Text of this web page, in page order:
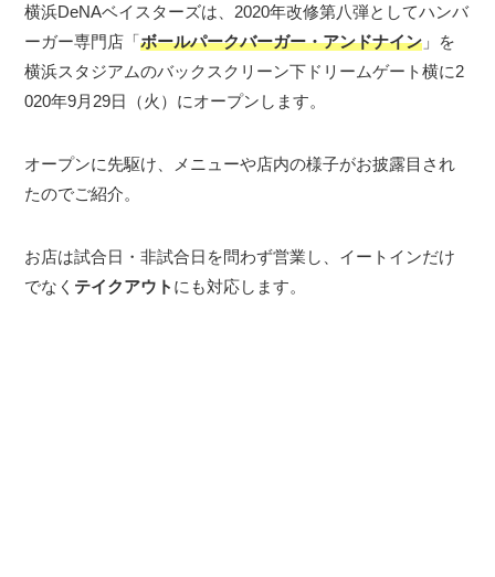
横浜DeNAベイスターズは、2020年改修第八弾としてハンバ
ーガー専門店「ボールパークバーガー・アンドナイン 」を
横浜スタジアムのバックスクリーン下ドリームゲート横に2
020年9月29日（火）にオープンします。
オープンに先駆け、メニューや店内の様子がお披露目され
たのでご紹介。
お店は試合日・非試合日を問わず営業し、イートインだけ
でなく テイクアウト にも対応します。